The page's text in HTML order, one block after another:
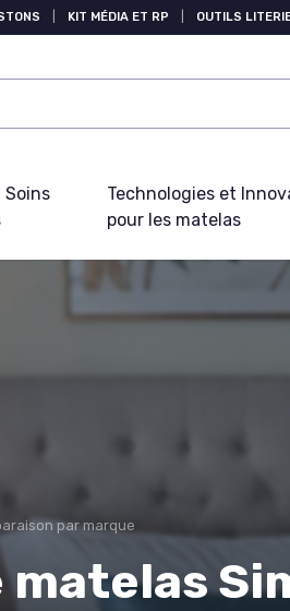
KIT MÉDIA ET RP OUTILS
Technologies et
pour les matelas
par marque